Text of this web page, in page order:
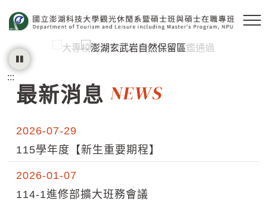
:::
最新消息
2026-07-29
115學年度【新生重要期程】
2026-01-07
114-1進修部擴大班務會議